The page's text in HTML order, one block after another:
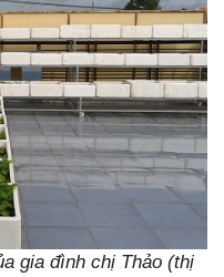
gia đình chị Thảo (thị